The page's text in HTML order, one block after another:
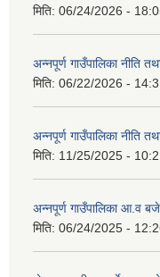
मिति: 06/24/2026 -
अन्नपूर्ण गाउँपालिका नीति
मिति: 06/22/2026 -
अन्नपूर्ण गाउँपालिका नीति
मिति: 11/25/2025 -
अन्नपूर्ण गाउँपालिका आ.व
मिति: 06/24/2025 -